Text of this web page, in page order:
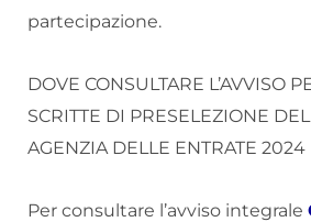
partecipazione.
DOVE CONSULTARE L’AVVISO
SCRITTE DI PRESELEZIONE
AGENZIA DELLE ENTRATE 2024
Per consultare l’avviso integrale